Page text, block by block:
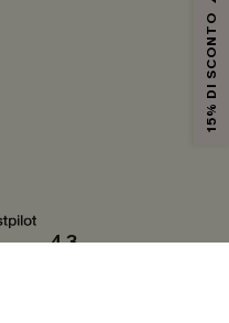
4.3
15% DI SCONTO